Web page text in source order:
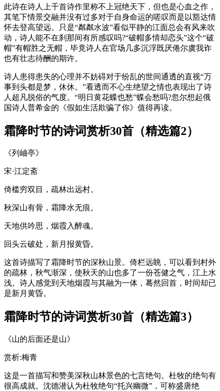
此诗在诗人上千首诗作里称不上冠绝天下，但也是心血之作，
其笔下情景交融并没有过多对于自身命运的嗟叹而是以豁达情
怀去登高望远。只是“粼粼水波”看似平静的江面总会有风来吹
动，诗人能不在刹那间有所感叹吗?“破帽多情却恋头”这个“破
帽”有帽胜之无帽，毕竟诗人在官场几多沉浮既厌倦尔虞我诈
也有壮志待酬的期许。
诗人患得患失的心理并不妨碍对于纷乱的世间通透的直视“万
事到头都是梦，休休。”看透而不心生绝望之情也表现出了诗
人超凡脱俗的气度。“明日黄花蝶也愁”蝶会愁吗?忽尔想起俄
国诗人普希金的《假如生活欺骗了你》值得再读。
霜降时节的诗词赏析30首（精选篇2）
《列岫亭》
宋·江定斋
倚槛穷双目，疏林出远村。
秋深山有骨，霜降水无痕。
天地供吟思，烟霞入醉魂。
回头云破处，新月报黄昏。
这首诗描写了霜降时节的深秋山景。倚栏远眺，可以看到村外
的疏林，秋气渐深，使秋天的山也多了一份苍健之气，江上水
浅。诗人感觉到天地烟霞与其融为一体，蓦然回首，时间却已
是新月黄昏。
霜降时节的诗词赏析30首（精选篇3）
《山的后面还是山》
赏析:梅青
这是一首描写和赞美深秋山林景色的七言绝句。杜牧的绝句有
很高成就。沈德潜认为杜牧绝句“托兴幽微”，可称盛唐绝